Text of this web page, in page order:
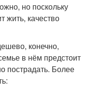
но поскольку
жить, качество
конечно,
в нём предстоит
пострадать. Более